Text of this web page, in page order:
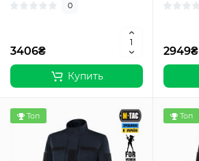
0
3406₴
Купить
2949₴
Топ Топ